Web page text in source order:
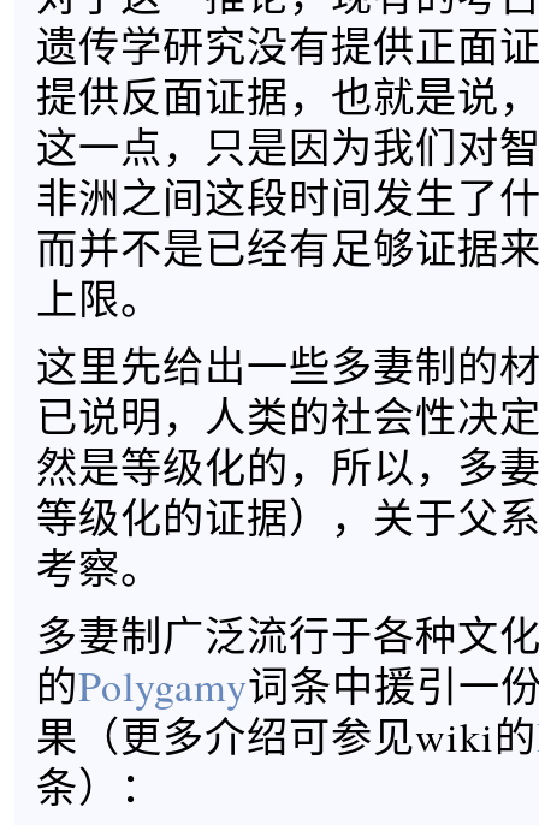
遗传学研究没有提供正面
提供反面证据，也就是说
这一点，只是因为我们对
非洲之间这段时间发生了
而并不是已经有足够证据
上限。
这里先给出一些多妻制的
已说明，人类的社会性决
然是等级化的，所以，多
等级化的证据），关于父
考察。
多妻制广泛流行于各种文
的Polygamy词条中援引一
果（更多介绍可参见wiki的
条）：